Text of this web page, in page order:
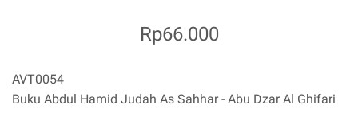
Rp66.000
AVT0054
Buku Abdul Hamid Judah As Sahhar - Abu Dzar Al Ghifari